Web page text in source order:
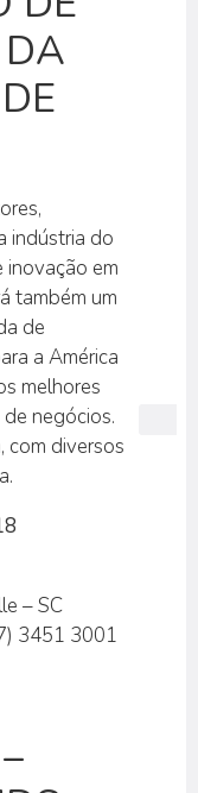
indústria do
em
também um
de
a América
melhores
negócios.
com diversos
– SC
3451 3001